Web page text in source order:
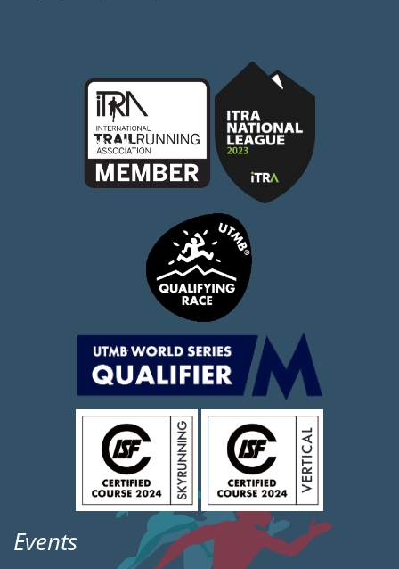
Events